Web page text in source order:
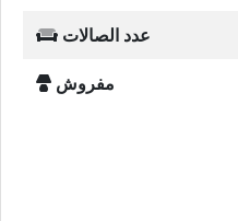
عدد الصالات
مفروش